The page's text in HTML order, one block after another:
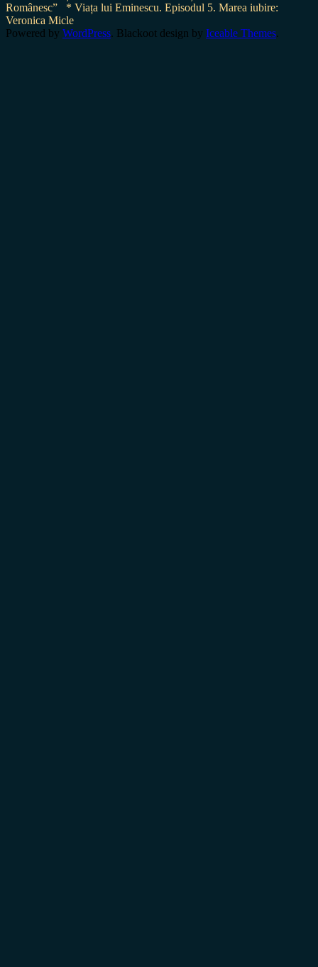
Românesc”
* Viața lui Eminescu. Episodul 5. Marea iubire:
Veronica Micle
Powered by WordPress. Blackoot design by Iceable Themes.